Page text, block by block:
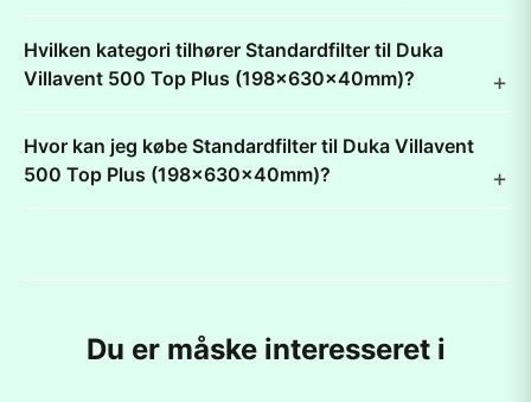
Hvilken kategori tilhører Standardfilter til Duka
Villavent 500 Top Plus (198x630x40mm)?
Hvor kan jeg købe Standardfilter til Duka Villavent
500 Top Plus (198x630x40mm)?
Du er måske interesseret i